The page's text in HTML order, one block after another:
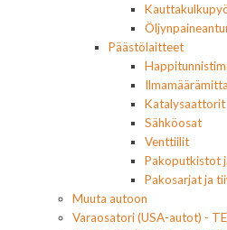
Päästölaitteet
Katalysaattorit
Sähköosat
Venttiilit
Pakoputkistot
Pakosarjat ja
Muuta autoon
Varaosatori (USA-autot) -